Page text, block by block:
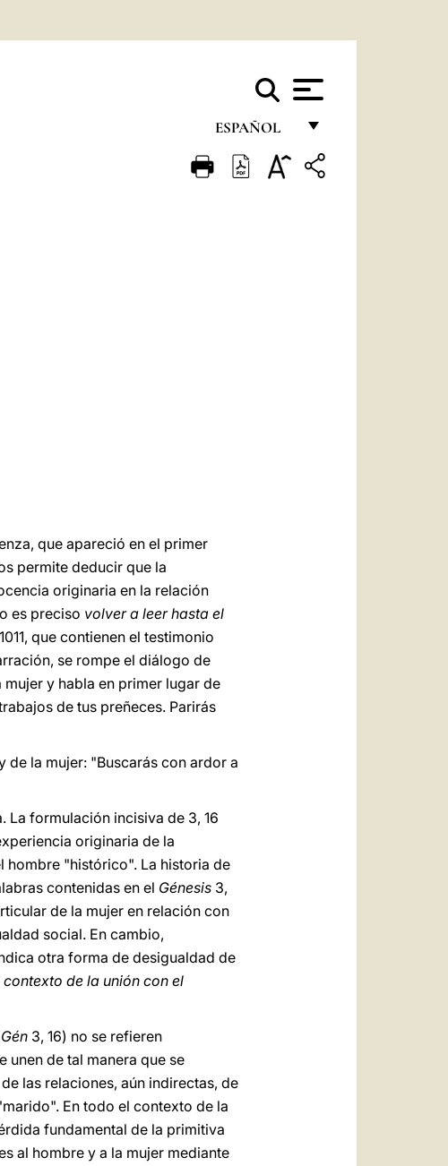
ESPAÑOL
FRANÇAIS
que apareció en el primer
permite deducir que la
originaria en la relación
es preciso volver a leer hasta el
que contienen el testimonio
se rompe el diálogo de
y habla en primer lugar de
de tus preñeces. Parirás
la mujer: "Buscarás con ardor a
La formulación incisiva de 3, 16
originaria de la
hombre "histórico". La historia de
contenidas en el Génesis 3,
de la mujer en relación con
social. En cambio,
otra forma de desigualdad de
de la unión con el
Gén 3, 16) no se refieren
unen de tal manera que se
las relaciones, aún indirectas, de
En todo el contexto de la
fundamental de la primitiva
al hombre y a la mujer mediante